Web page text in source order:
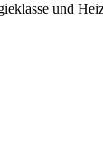
und